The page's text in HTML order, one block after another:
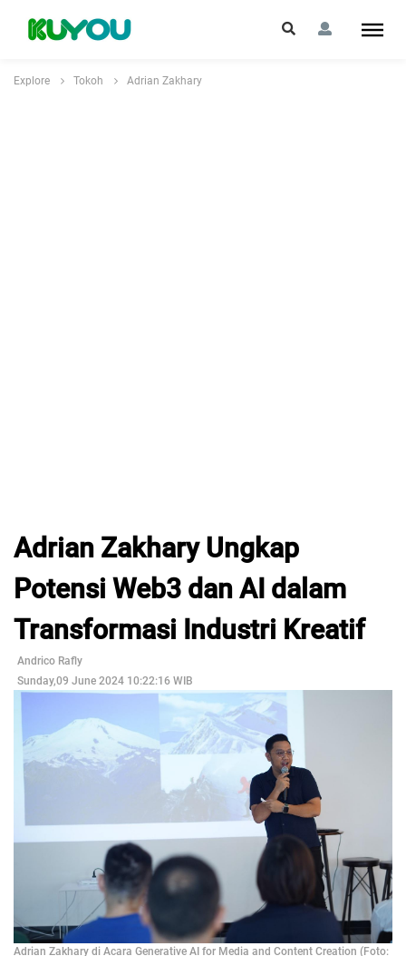
Explore Tokoh Adrian Zakhary
Adrian Zakhary Ungkap
Potensi Web3 dan AI dalam
Transformasi Industri Kreatif
Andrico Rafly
Sunday,09 June 2024 10:22:16 WIB
Adrian Zakhary di Acara Generative AI for Media and Content Creation (Foto: